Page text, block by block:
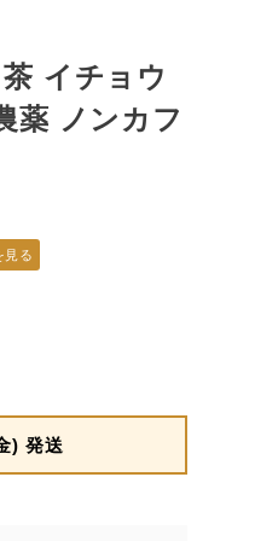
茶 イチョウ
薬 ノンカフ
見る
) 発送